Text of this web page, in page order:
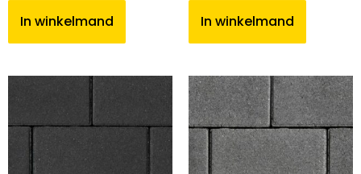
In winkelmand In winkelmand